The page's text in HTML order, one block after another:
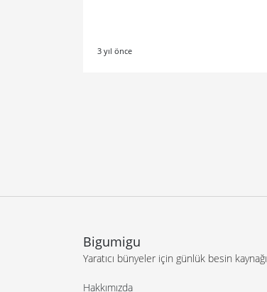
3 yıl önce
Bigumigu
Yaratıcı bünyeler için günlük besin kaynağı
Hakkımızda